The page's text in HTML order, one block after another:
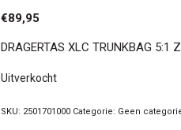
€89,95
DRAGERTAS XLC TRUNKBAG 5:1
Uitverkocht
SKU: 2501701000 Categorie: Geen